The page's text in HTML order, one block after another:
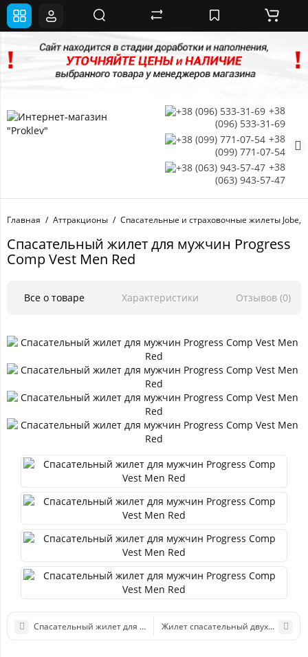
+38
(096) 533-31-69
+38
(099) 771-07-54
+38
(063) 943-57-47
Главная Аттракционы Спасательные и страховочные жилеты Jobe,
Cпасательный жилет для мужчин Progress
Comp Vest Men Red
Все о товаре Характеристики Отзывов (0)
Cпасательный жилет для мужчин Progress Comp Vest Men Blue
Жилет спасательный